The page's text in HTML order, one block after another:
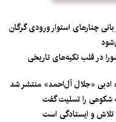
چنارهای استوار ورودی گرگان
در قلب تکیه‌های تاریخی
ادبی «جلال آل‌احمد» منتشر شد
را تسلیت گفت
و ایستادگی است